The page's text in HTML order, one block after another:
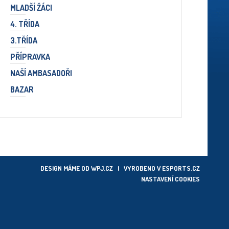
MLADŠÍ ŽÁCI
4. TŘÍDA
3.TŘÍDA
PŘÍPRAVKA
NAŠÍ AMBASADOŘI
BAZAR
DESIGN MÁME OD WPJ.CZ | VYROBENO VESPORTS.CZ
NASTAVENÍ COOKIES